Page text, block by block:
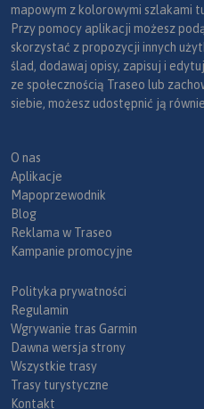
mapowym z kolorowymi szlakami
Przy pomocy aplikacji możesz
skorzystać z propozycji innych
ślad, dodawaj opisy, zapisuj i
ze społecznością Traseo lub
siebie, możesz udostępnić ją
O nas
Aplikacje
Mapoprzewodnik
Blog
Reklama w Traseo
Kampanie promocyjne
Polityka prywatności
Regulamin
Wgrywanie tras Garmin
Dawna wersja strony
Wszystkie trasy
Trasy turystyczne
Kontakt